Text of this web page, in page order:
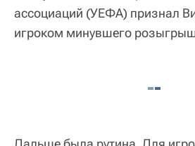
ассоциаций (УЕФА) признал
игроком минувшего